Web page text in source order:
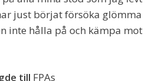
just börjat försöka glömma
inte hålla på och kämpa mot
till FPAs